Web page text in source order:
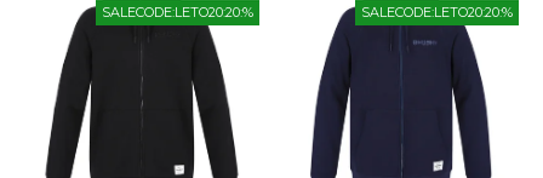
SALECODE:LETO20:20:%
SALECODE:LETO20:20:%